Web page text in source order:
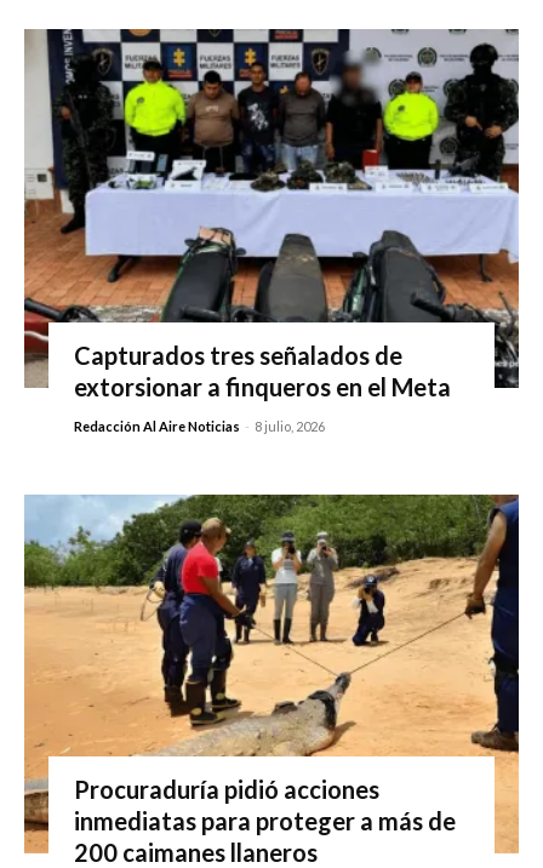
Capturados tres señalados de
extorsionar a finqueros en el Meta
Redacción Al Aire Noticias - 8 julio, 2026
Procuraduría pidió acciones
inmediatas para proteger a más de
200 caimanes llaneros